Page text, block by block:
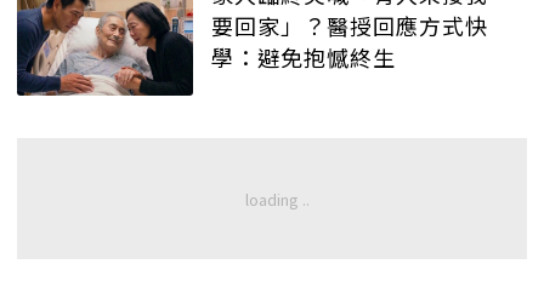
要回家」？醫授回應方式快
學：避免抱憾終生